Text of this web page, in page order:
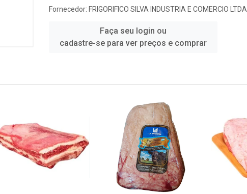
Fornecedor: FRIGORIFICO SILVA INDUSTRIA E COMERCIO LTDA
Faça seu login ou
cadastre-se para ver preços e comprar